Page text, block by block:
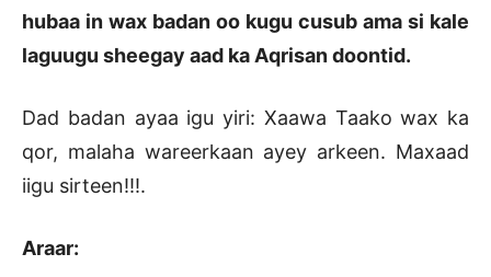
hubaa in wax badan oo kugu cusub ama si kale
laguugu sheegay aad ka Aqrisan doontid.
Dad badan ayaa igu yiri: Xaawa Taako wax ka
qor, malaha wareerkaan ayey arkeen. Maxaad
iigu sirteen!!!.
Araar: